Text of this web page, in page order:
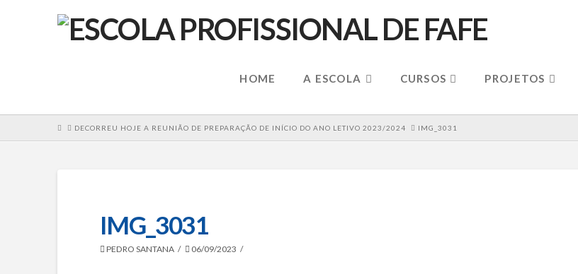
HOME A ESCOLA CURSOS PROJETOS
HOMEDECORREU HOJE A REUNIÃO DE PREPARAÇÃO DE INÍCIO DO ANO LETIVO 2023/2024 IMG_3031
IMG_3031
PEDRO SANTANA 06/09/2023